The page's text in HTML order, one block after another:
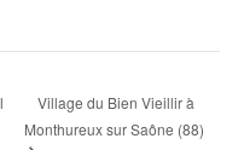
Village du Bien Vieillir à
Monthureux sur Saône (88)